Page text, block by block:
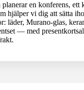
planerar en konferens, ett
hjälper vi dig att sätta
läder, Murano-glas,
— med